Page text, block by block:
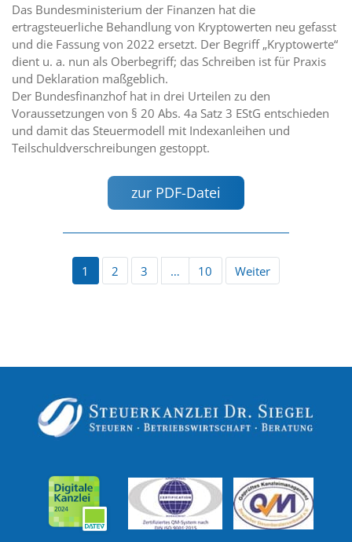
Das Bundesministerium der Finanzen hat die
ertragsteuerliche Behandlung von Kryptowerten neu gefasst
und die Fassung von 2022 ersetzt. Der Begriff „Kryptowerte“
dient u. a. nun als Oberbegriff; das Schreiben ist für Praxis
und Deklaration maßgeblich.
Der Bundesfinanzhof hat in drei Urteilen zu den
Voraussetzungen von § 20 Abs. 4a Satz 3 EStG entschieden
und damit das Steuermodell mit Indexanleihen und
Teilschuldverschreibungen gestoppt.
zur PDF-Datei
1 2 3 … 10 Weiter